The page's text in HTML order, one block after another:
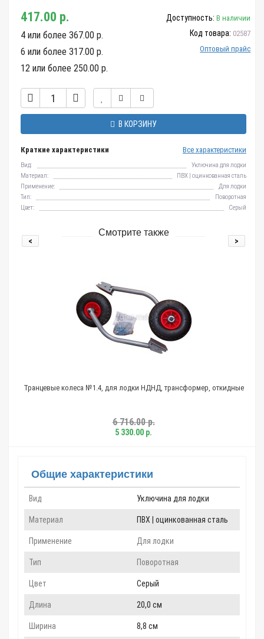
417.00 р.
4 или более 367.00 р.
6 или более 317.00 р.
12 или более 250.00 р.
Доступность: В наличии
Код товара: 02587
Оптовый прайс
В КОРЗИНУ
Краткие характеристики Все характеристики
Вид:
Уключина для лодки
Материал:
ПВХ | оцинкованная сталь
Применение:
Для лодки
Тип:
Поворотная
Цвет:
Серый
Смотрите также
Транцевые колеса №1.4, для лодки НДНД, трансформер, откидные
6 716.00 р.
5 330.00 р.
< >
Общие характеристики
Вид Уключина для лодки
Материал ПВХ | оцинкованная сталь
Применение Для лодки
Тип Поворотная
Цвет Серый
Длина 20,0 см
Ширина 8,8 см